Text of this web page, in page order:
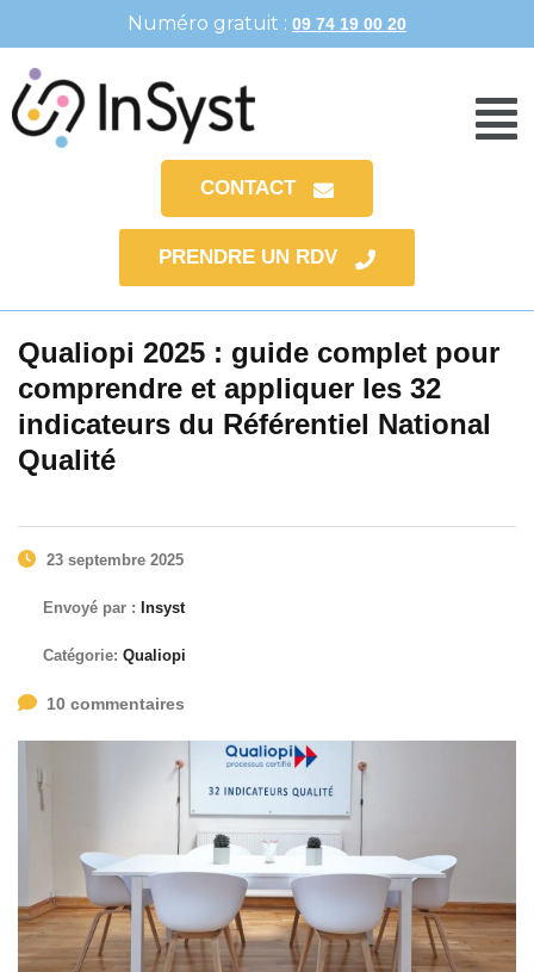
Numéro gratuit : 09 74 19 00 20
CONTACT
PRENDRE UN RDV
Qualiopi 2025 : guide complet pour
comprendre et appliquer les 32
indicateurs du Référentiel National
Qualité
23 septembre 2025
Envoyé par : Insyst
Catégorie: Qualiopi
10 commentaires